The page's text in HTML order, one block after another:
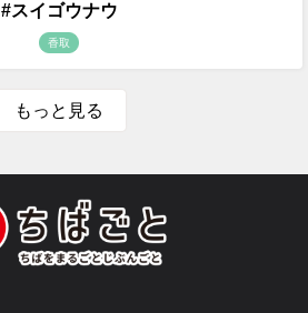
#スイゴウナウ
香取
もっと見る